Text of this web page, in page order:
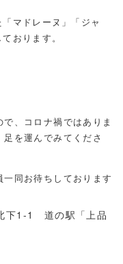
マドレーヌ」「ジャ
おります。
、コロナ禍ではありま
を運んでみてくださ
同お待ちしております
1-1 道の駅「上品